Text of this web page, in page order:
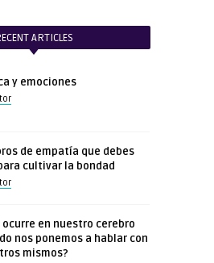
ARTICLES
y emociones
de empatía que debes
cultivar la bondad
ocurre en nuestro cerebro
nos ponemos a hablar con
mismos?